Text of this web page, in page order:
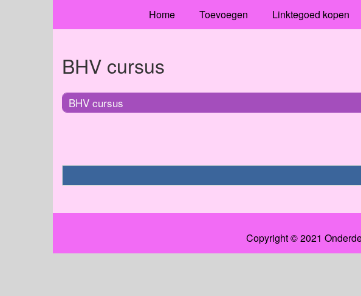
Home Toevoegen Linktegoed kopen
BHV cursus
BHV cursus
Copyright © 2021